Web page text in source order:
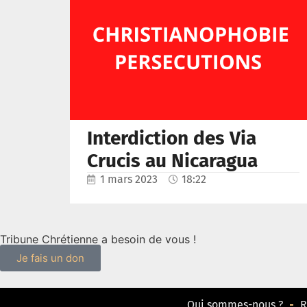
Interdiction des Via
Crucis au Nicaragua
1 mars 2023 18:22
Tribune Chrétienne a besoin de vous !
Je fais un don